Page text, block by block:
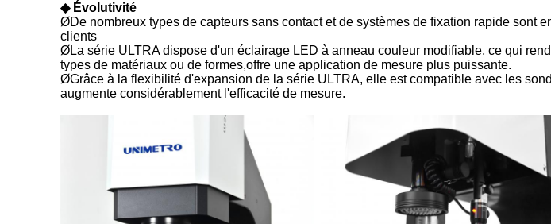
◆ Évolutivité
ØDe nombreux types de capteurs sans contact et de systèmes de fixation rapide sont
clients
ØLa série ULTRA dispose d'un éclairage LED à anneau couleur modifiable, ce qui
types de matériaux ou de formes,offre une application de mesure plus puissante.
ØGrâce à la flexibilité d'expansion de la série ULTRA, elle est compatible avec les
augmente considérablement l'efficacité de mesure.